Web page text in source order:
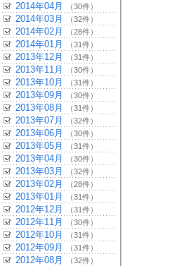
2014年04月 （30件）
2014年03月 （32件）
2014年02月 （28件）
2014年01月 （31件）
2013年12月 （31件）
2013年11月 （30件）
2013年10月 （31件）
2013年09月 （30件）
2013年08月 （31件）
2013年07月 （32件）
2013年06月 （30件）
2013年05月 （31件）
2013年04月 （30件）
2013年03月 （32件）
2013年02月 （28件）
2013年01月 （31件）
2012年12月 （31件）
2012年11月 （30件）
2012年10月 （31件）
2012年09月 （31件）
2012年08月 （32件）